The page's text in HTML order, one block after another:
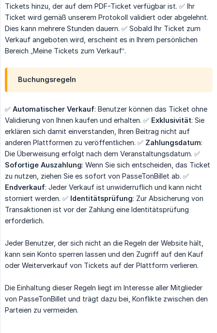
Tickets hinzu, der auf dem PDF-Ticket verfügbar ist. ✅ Ihr
Ticket wird gemäß unserem Protokoll validiert oder abgelehnt.
Dies kann mehrere Stunden dauern. ✅ Sobald Ihr Ticket zum
Verkauf angeboten wird, erscheint es in Ihrem persönlichen
Bereich „Meine Tickets zum Verkauf“.
Buchungsregeln
✅ Automatischer Verkauf: Benutzer können das Ticket ohne
Validierung von Ihnen kaufen und erhalten. ✅ Exklusivität: Sie
erklären sich damit einverstanden, Ihren Beitrag nicht auf
anderen Plattformen zu veröffentlichen. ✅ Zahlungsdatum:
Die Überweisung erfolgt nach dem Veranstaltungsdatum. ✅
Sofortige Auszahlung: Wenn Sie sich entscheiden, das Ticket
zu nutzen, ziehen Sie es sofort von PasseTonBillet ab. ✅
Endverkauf: Jeder Verkauf ist unwiderruflich und kann nicht
storniert werden. ✅ Identitätsprüfung: Zur Absicherung von
Transaktionen ist vor der Zahlung eine Identitätsprüfung
erforderlich.
Jeder Benutzer, der sich nicht an die Regeln der Website hält,
kann sein Konto sperren lassen und den Zugriff auf den Kauf
oder Weiterverkauf von Tickets auf der Plattform verlieren.
Die Einhaltung dieser Regeln liegt im Interesse aller Mitglieder
von PasseTonBillet und trägt dazu bei, Konflikte zwischen den
Parteien zu vermeiden.